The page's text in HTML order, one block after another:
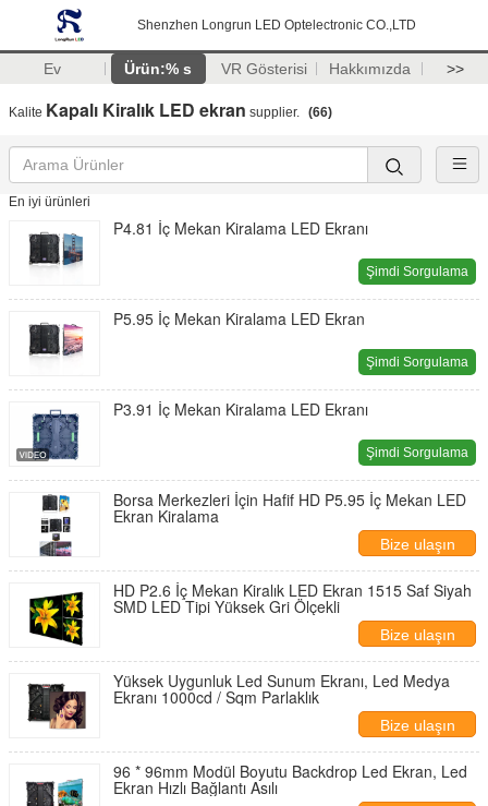
Shenzhen Longrun LED Optelectronic CO.,LTD
Ev Ürün:% s VR Gösterisi Hakkımızda >>
Kalite Kapalı Kiralık LED ekran supplier. (66)
En iyi ürünleri
P4.81 İç Mekan Kiralama LED Ekranı
Şimdi Sorgulama
P5.95 İç Mekan Kiralama LED Ekran
Şimdi Sorgulama
P3.91 İç Mekan Kiralama LED Ekranı
Şimdi Sorgulama
​Borsa Merkezleri İçin Hafif HD P5.95 İç Mekan LED
Ekran Kiralama
Bize ulaşın
HD P2.6 İç Mekan Kiralık LED Ekran 1515 Saf Siyah
SMD LED Tipi Yüksek Gri Ölçekli
Bize ulaşın
Yüksek Uygunluk Led Sunum Ekranı, Led Medya
Ekranı 1000cd / Sqm Parlaklık
Bize ulaşın
96 * 96mm Modül Boyutu Backdrop Led Ekran, Led
Ekran Hızlı Bağlantı Asılı